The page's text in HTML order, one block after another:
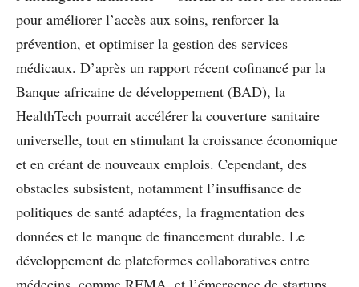
pour améliorer l’accès aux soins, renforcer la
prévention, et optimiser la gestion des services
médicaux. D’après un rapport récent cofinancé par la
Banque africaine de développement (BAD), la
HealthTech pourrait accélérer la couverture sanitaire
universelle, tout en stimulant la croissance économique
et en créant de nouveaux emplois. Cependant, des
obstacles subsistent, notamment l’insuffisance de
politiques de santé adaptées, la fragmentation des
données et le manque de financement durable. Le
développement de plateformes collaboratives entre